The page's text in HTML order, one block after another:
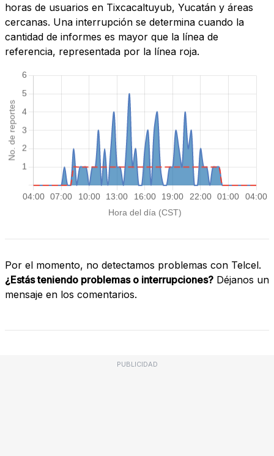
horas de usuarios en Tixcacaltuyub, Yucatán y áreas
cercanas. Una interrupción se determina cuando la
cantidad de informes es mayor que la línea de
referencia, representada por la línea roja.
Por el momento, no detectamos problemas con Telcel.
¿Estás teniendo problemas o interrupciones? Déjanos un
mensaje en los comentarios.
PUBLICIDAD